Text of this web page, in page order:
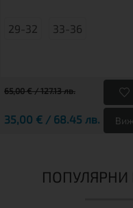
29-32 33-36
65,00 € / 127.13 лв.
35,00 € / 68.45 лв. Виж
ПОПУЛЯРНИ